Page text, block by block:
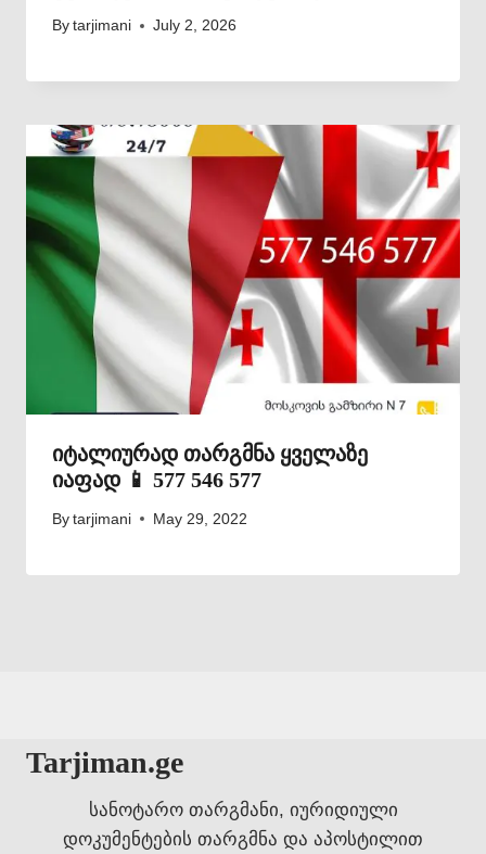
By tarjimani July 2, 2026
იტალიურად თარგმნა ყველაზე
იაფად 📱 577 546 577
By tarjimani May 29, 2022
Tarjiman.ge
სანოტარო თარგმანი, იურიდიული
დოკუმენტების თარგმნა და აპოსტილით